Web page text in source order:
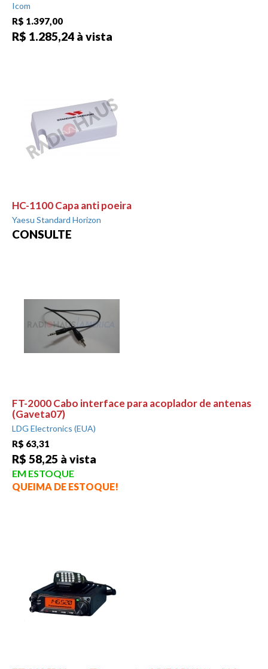
Icom
R$ 1.397,00
R$ 1.285,24 à vista
HC-1100 Capa anti poeira
Yaesu Standard Horizon
CONSULTE
FT-2000 Cabo interface para acoplador de antenas
(Gaveta07)
LDG Electronics (EUA)
R$ 63,31
R$ 58,25 à vista
EM ESTOQUE
QUEIMA DE ESTOQUE!